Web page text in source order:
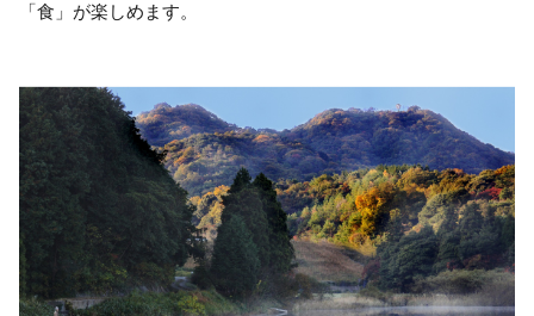
「食」が楽しめます。